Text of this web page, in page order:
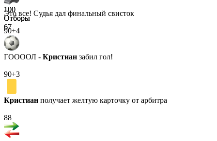
100
Отборы
67
100
Отборы
67
Это все! Судья дал финальный свисток
90+4
ГООООЛ - Кристиан забил гол!
90+3
Кристиан получает желтую карточку от арбитра
88